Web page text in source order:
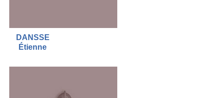
DANSSE
Étienne